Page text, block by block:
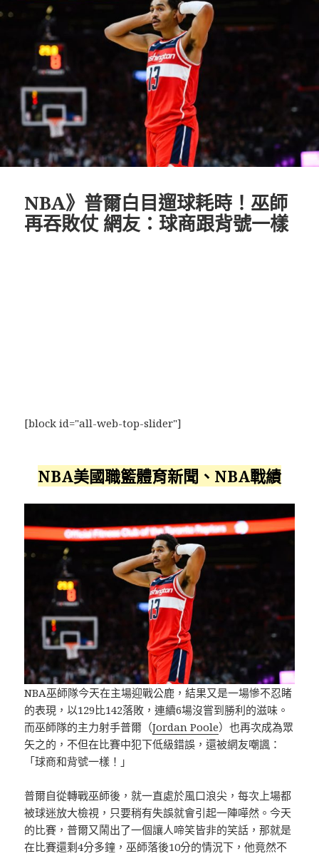
NBA》普爾白目遛球耗時！巫師
再吞敗仗 網友：球商跟背號一樣
[block id="all-web-top-slider"]
NBA美國職籃體育新聞、NBA戰績
NBA巫師隊今天在主場迎戰公鹿，結果又是一場慘不忍睹
的表現，以129比142落敗，連續6場沒嘗到勝利的滋味。
而巫師隊的主力射手普爾（Jordan Poole）也再次成為眾
矢之的，不但在比賽中犯下低級錯誤，還被網友嘲諷：
「球商和背號一樣！」
普爾自從轉戰巫師後，就一直處於風口浪尖，每次上場都
被球迷放大檢視，只要稍有失誤就會引起一陣嘩然。今天
的比賽，普爾又鬧出了一個讓人啼笑皆非的笑話，那就是
在比賽還剩4分多鐘，巫師落後10分的情況下，他竟然不